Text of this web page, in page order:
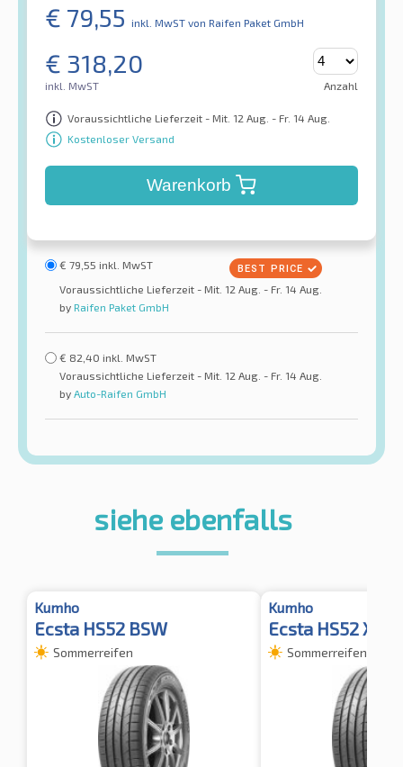
€ 79,55 inkl. MwST von Raifen Paket GmbH
€ 318,20
inkl. MwST Anzahl
Voraussichtliche Lieferzeit - Mit. 12 Aug. - Fr. 14 Aug.
Kostenloser Versand
Warenkorb
€ 79,55 inkl. MwST
Voraussichtliche Lieferzeit - Mit. 12 Aug. - Fr. 14 Aug.
by Raifen Paket GmbH
€ 82,40 inkl. MwST
Voraussichtliche Lieferzeit - Mit. 12 Aug. - Fr. 14 Aug.
by Auto-Raifen GmbH
siehe ebenfalls
Kumho
Ecsta HS52 BSW
Sommerreifen
Kumho
Ecsta HS52 XL
Sommerreifen